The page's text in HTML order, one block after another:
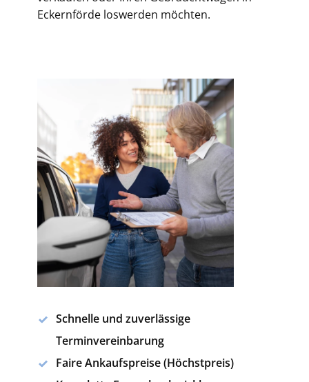
Eckernförde loswerden möchten.
Schnelle und zuverlässige
Terminvereinbarung
Faire Ankaufspreise (Höchstpreis)